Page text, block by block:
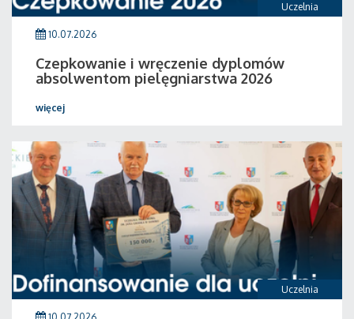
Uczelnia
10.07.2026
Czepkowanie i wręczenie dyplomów
absolwentom pielęgniarstwa 2026
więcej
Uczelnia